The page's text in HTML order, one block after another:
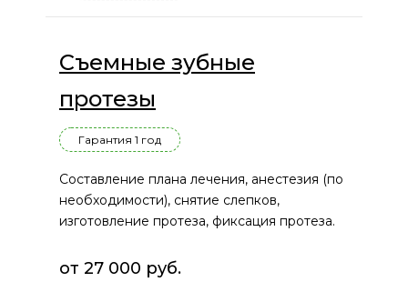
Съемные зубные
протезы
Гарантия 1 год
Составление плана лечения, анестезия (по
необходимости), снятие слепков,
изготовление протеза, фиксация протеза.
от 27 000 руб.